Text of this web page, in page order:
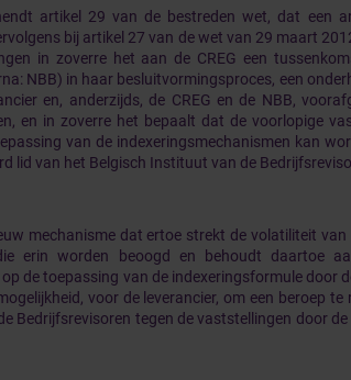
artikel 29 van de bestreden wet, dat een
bij artikel 27 van de wet van 29 maart
in zoverre het aan de CREG een
NBB) in haar besluitvormingsproces, een
en, anderzijds, de CREG en de NBB,
en in zoverre het bepaalt dat de voorlopige
van de indexeringsmechanismen kan
lid van het Belgisch Instituut van de
mechanisme dat ertoe strekt de volatiliteit van
erin worden beoogd en behoudt daartoe
de toepassing van de indexeringsformule door
voor de leverancier, om een beroep te
Bedrijfsrevisoren tegen de vaststellingen door de